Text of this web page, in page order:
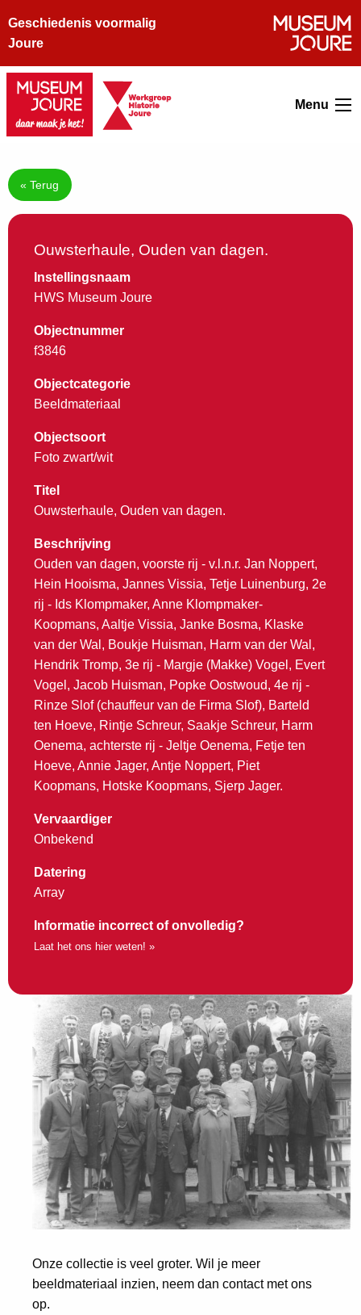
Geschiedenis voormalig
Joure
Menu
« Terug
Ouwsterhaule, Ouden van dagen.
Instellingsnaam
HWS Museum Joure
Objectnummer
f3846
Objectcategorie
Beeldmateriaal
Objectsoort
Foto zwart/wit
Titel
Ouwsterhaule, Ouden van dagen.
Beschrijving
Ouden van dagen, voorste rij - v.l.n.r. Jan Noppert,
Hein Hooisma, Jannes Vissia, Tetje Luinenburg, 2e
rij - Ids Klompmaker, Anne Klompmaker-
Koopmans, Aaltje Vissia, Janke Bosma, Klaske
van der Wal, Boukje Huisman, Harm van der Wal,
Hendrik Tromp, 3e rij - Margje (Makke) Vogel, Evert
Vogel, Jacob Huisman, Popke Oostwoud, 4e rij -
Rinze Slof (chauffeur van de Firma Slof), Barteld
ten Hoeve, Rintje Schreur, Saakje Schreur, Harm
Oenema, achterste rij - Jeltje Oenema, Fetje ten
Hoeve, Annie Jager, Antje Noppert, Piet
Koopmans, Hotske Koopmans, Sjerp Jager.
Vervaardiger
Onbekend
Datering
Array
Informatie incorrect of onvolledig?
Laat het ons hier weten! »
Onze collectie is veel groter. Wil je meer
beeldmateriaal inzien, neem dan contact met ons
op.